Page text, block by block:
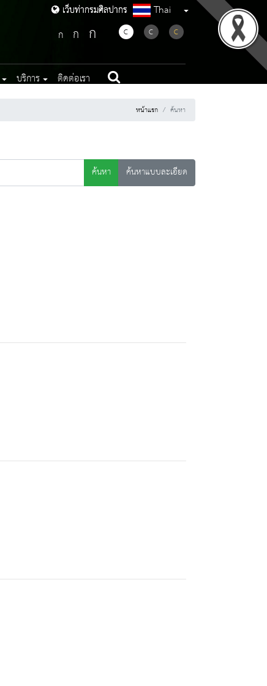
เว็บท่ากรมศิลปากร
เว็บท่ากรมศิลปากร Thai
ก ก ก C C C
บริการ ติดต่อเรา
หน้าแรก ค้นหา
ค้นหา
ค้นหาแบบละเอียด